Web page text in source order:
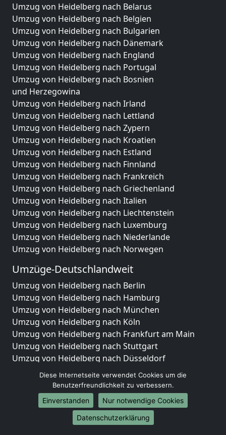
Umzug von Heidelberg nach Belarus
Umzug von Heidelberg nach Belgien
Umzug von Heidelberg nach Bulgarien
Umzug von Heidelberg nach Dänemark
Umzug von Heidelberg nach England
Umzug von Heidelberg nach Portugal
Umzug von Heidelberg nach Bosnien
und Herzegowina
Umzug von Heidelberg nach Irland
Umzug von Heidelberg nach Lettland
Umzug von Heidelberg nach Zypern
Umzug von Heidelberg nach Kroatien
Umzug von Heidelberg nach Estland
Umzug von Heidelberg nach Finnland
Umzug von Heidelberg nach Frankreich
Umzug von Heidelberg nach Griechenland
Umzug von Heidelberg nach Italien
Umzug von Heidelberg nach Liechtenstein
Umzug von Heidelberg nach Luxemburg
Umzug von Heidelberg nach Niederlande
Umzug von Heidelberg nach Norwegen
Umzüge-Deutschlandweit
Umzug von Heidelberg nach Berlin
Umzug von Heidelberg nach Hamburg
Umzug von Heidelberg nach München
Umzug von Heidelberg nach Köln
Umzug von Heidelberg nach Frankfurt am Main
Umzug von Heidelberg nach Stuttgart
Umzug von Heidelberg nach Düsseldorf
Umzug von Heidelberg nach Leipzig
Umzug von Heidelberg nach Dortmund
Umzug von Heidelberg nach Essen
Umzug von Heidelberg nach Bremen
Umzug von Heidelberg nach Dresden
Diese Internetseite verwendet Cookies um die
Benutzerfreundlichkeit zu verbessern.
Einverstanden
Nur notwendige Cookies
Datenschutzerklärung